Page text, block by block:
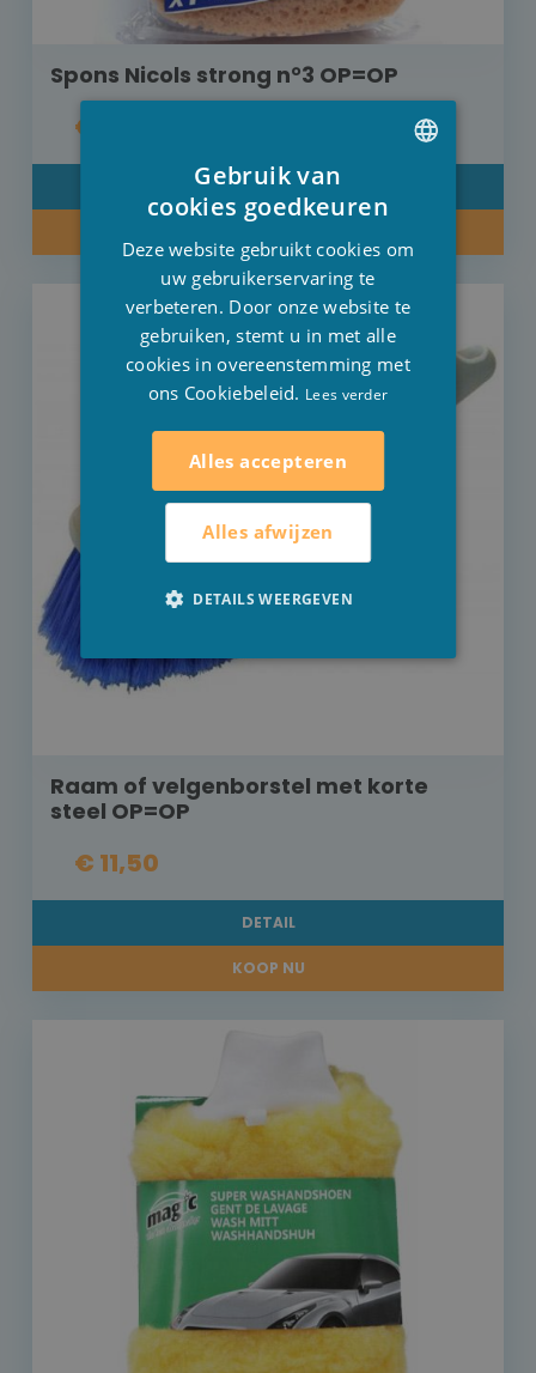
Spons Nicols strong n°3 OP=OP
€ 1,50
DETAIL
Raam of velgenborstel met korte
steel OP=OP
€ 11,50
DETAIL
KOOP NU
ENGLISH
Gebruik van
cookies goedkeuren
Deze website gebruikt cookies om
uw gebruikerservaring te
verbeteren. Door onze website te
gebruiken, stemt u in met alle
cookies in overeenstemming met
ons Cookiebeleid. Lees verder
Alles accepteren
Alles afwijzen
DETAILS WEERGEVEN